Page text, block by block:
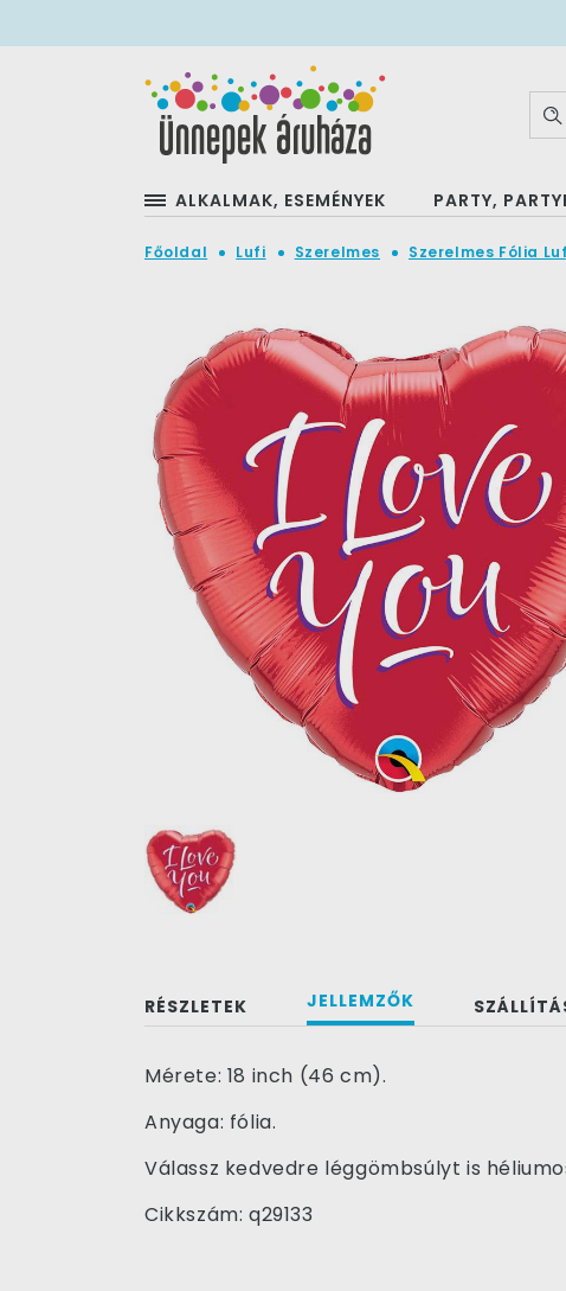
ALKALMAK, ESEMÉNYEK PARTY,
Főoldal Lufi Szerelmes Szerelmes Fólia
RÉSZLETEK JELLEMZŐK
Mérete: 18 inch (46 cm).
Anyaga: fólia.
Válassz kedvedre léggömbsúlyt is
Cikkszám: q29133